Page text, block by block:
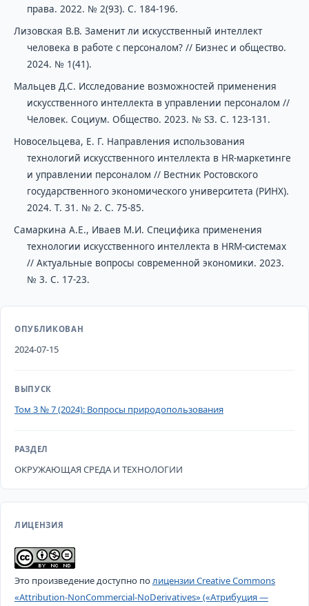
права. 2022. № 2(93). С. 184-196.
Лизовская В.В. Заменит ли искусственный интеллект
человека в работе с персоналом? // Бизнес и общество.
2024. № 1(41).
Мальцев Д.С. Исследование возможностей применения
искусственного интеллекта в управлении персоналом //
Человек. Социум. Общество. 2023. № S3. С. 123-131.
Новосельцева, Е. Г. Направления использования
технологий искусственного интеллекта в HR-маркетинге
и управлении персоналом // Вестник Ростовского
государственного экономического университета (РИНХ).
2024. Т. 31. № 2. С. 75-85.
Самаркина А.Е., Иваев М.И. Специфика применения
технологии искусственного интеллекта в HRM-системах
// Актуальные вопросы современной экономики. 2023.
№ 3. С. 17-23.
ОПУБЛИКОВАН
2024-07-15
ВЫПУСК
Том 3 № 7 (2024): Вопросы природопользования
РАЗДЕЛ
ОКРУЖАЮЩАЯ СРЕДА И ТЕХНОЛОГИИ
ЛИЦЕНЗИЯ
Это произведение доступно полицензии Creative Commons
«Attribution-NonCommercial-NoDerivatives» («Атрибуция —